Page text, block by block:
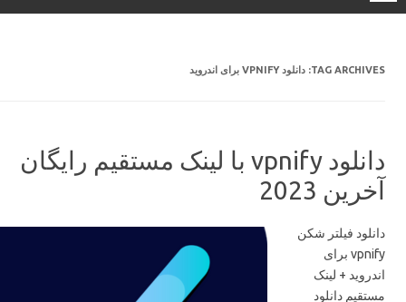
TAG ARCHIVES: دانلود VPNIFY برای اندروید
دانلود vpnify با لینک مستقیم رایگان
آخرین 2023
دانلود فیلتر شکن
vpnify برای
اندروید + لینک
مستقیم دانلود